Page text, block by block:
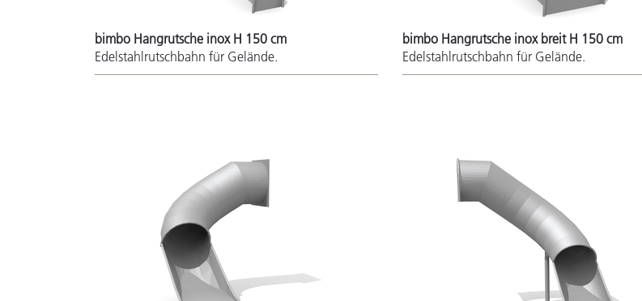
bimbo Hangrutsche inox H 150 cm
Edelstahlrutschbahn für Gelände.
bimbo Hangrutsche inox breit H 150 cm
Edelstahlrutschbahn für Gelände.